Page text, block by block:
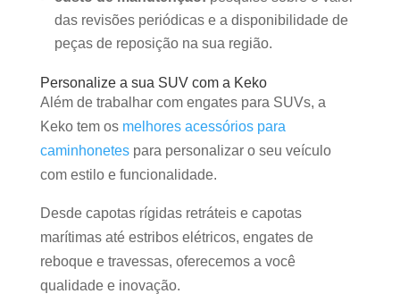
das revisões periódicas e a disponibilidade de
peças de reposição na sua região.
Personalize a sua SUV com a Keko
Além de trabalhar com engates para SUVs, a
Keko tem os melhores acessórios para
caminhonetespara personalizar o seu veículo
com estilo e funcionalidade.
Desde capotas rígidas retráteis e capotas
marítimas até estribos elétricos, engates de
reboque e travessas, oferecemos a você
qualidade e inovação.